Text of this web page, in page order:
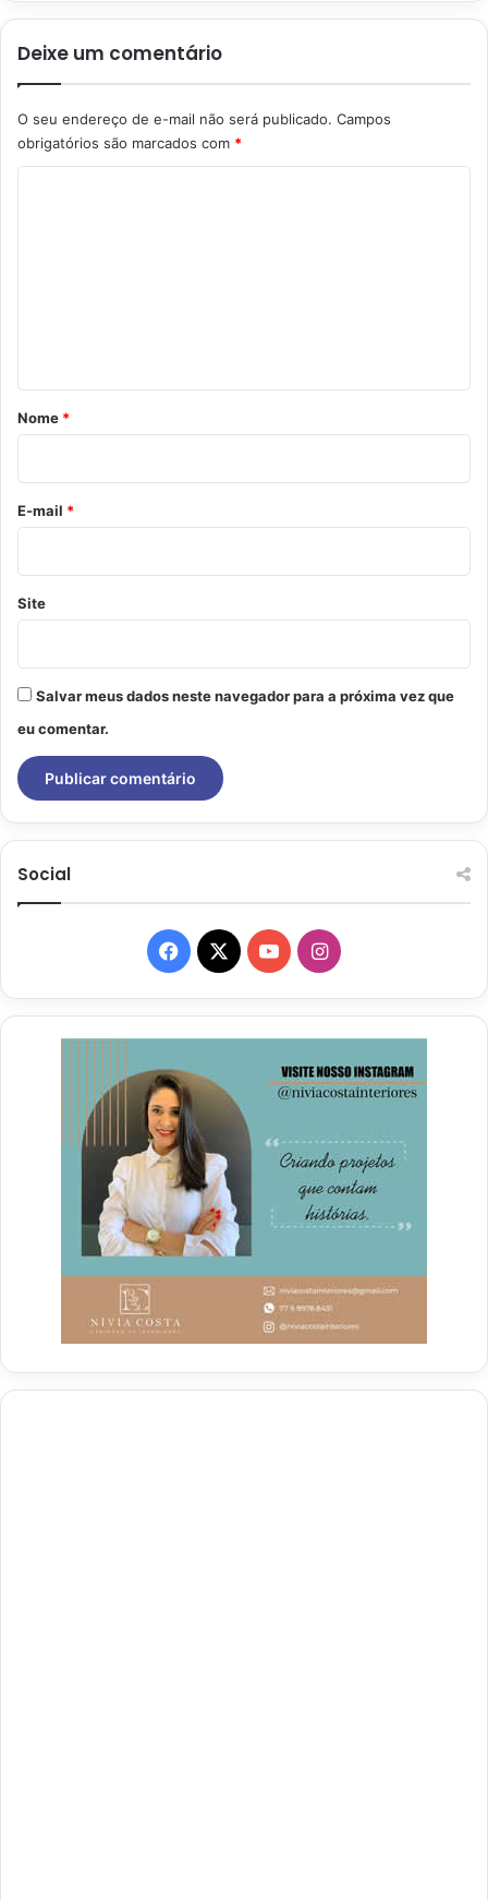
Deixe um comentário
O seu endereço de e-mail não será publicado. Campos
obrigatórios são marcados com *
r
o
*
Nome *
E-mail *
Site
Salvar meus dados neste navegador para a próxima vez que
eu comentar.
Social
Facebook
X YouTubeInstagram